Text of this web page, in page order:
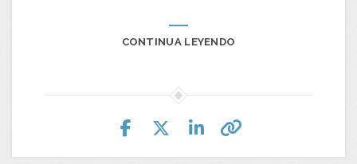
CONTINUA LEYENDO